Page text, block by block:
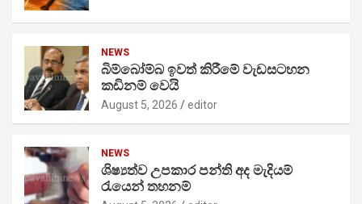
NEWS
බිම්බෝම්බ ඉවත් කිරීමේ වැඩසටහන
කඩිනම් වෙයි
August 5, 2026 editor
NEWS
ශිෂ්‍යත්ව උපකාර පන්ති අද මැදියම්
රැයෙන් තහනම්